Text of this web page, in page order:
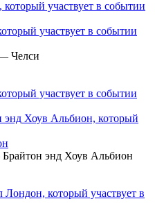
Челси
энд Хоув Альбион